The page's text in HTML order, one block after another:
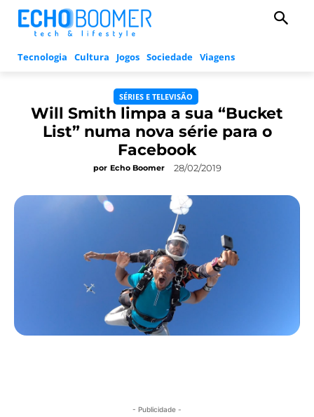
Tecnologia Cultura Jogos Sociedade Viagens
SÉRIES E TELEVISÃO
Will Smith limpa a sua “Bucket
List” numa nova série para o
Facebook
por Echo Boomer 28/02/2019
- Publicidade -